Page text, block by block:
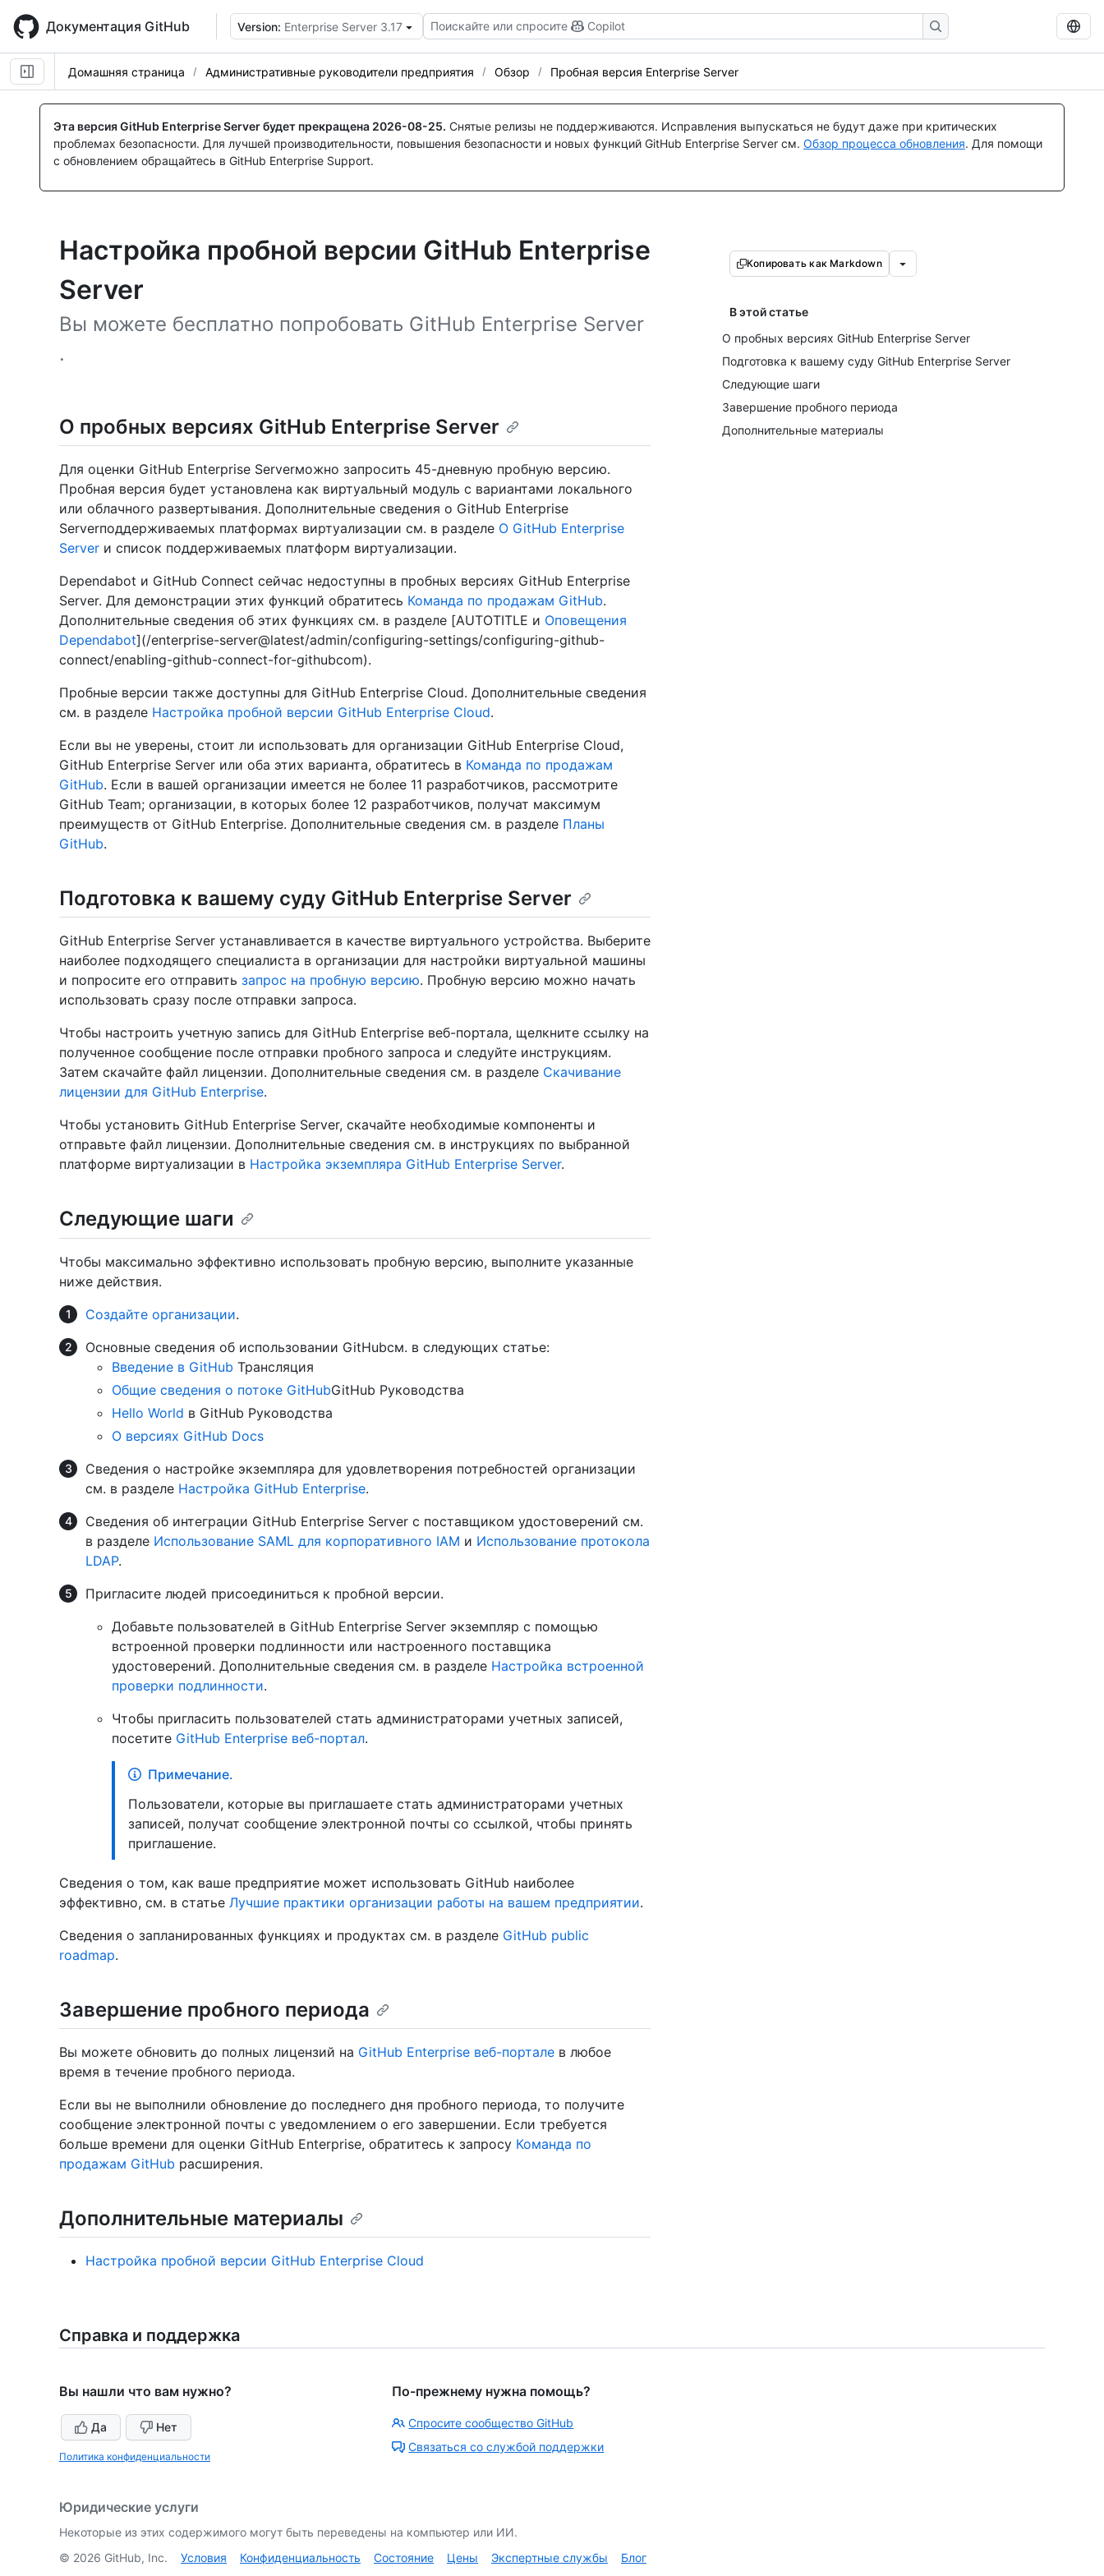
main
content
Документация GitHub Version: Enterprise Server 3.17 Поискайте или спросите Copilot
Домашняя страница Административные руководители предприятия Обзор Пробная версия Enterprise Server
Эта версия GitHub Enterprise Server будет прекращена 2026-08-25. Снятые релизы не поддерживаются. Исправления выпускаться не будут даже при критических
проблемах безопасности. Для лучшей производительности, повышения безопасности и новых функций GitHub Enterprise Server см. Обзор процесса обновления. Для помощи
с обновлением обращайтесь в GitHub Enterprise Support.
Настройка пробной версии GitHub Enterprise
Server
Вы можете бесплатно попробовать GitHub Enterprise Server
.
Копировать как Markdown
В этой статье
О пробных версиях GitHub Enterprise Server
Подготовка к вашему суду GitHub Enterprise Server
Следующие шаги
Завершение пробного периода
Дополнительные материалы
О пробных версиях GitHub Enterprise Server
Для оценки GitHub Enterprise Serverможно запросить 45-дневную пробную версию.
Пробная версия будет установлена как виртуальный модуль с вариантами локального
или облачного развертывания. Дополнительные сведения о GitHub Enterprise
Serverподдерживаемых платформах виртуализации см. в разделе О GitHub Enterprise
Server и список поддерживаемых платформ виртуализации.
Dependabot и GitHub Connect сейчас недоступны в пробных версиях GitHub Enterprise
Server. Для демонстрации этих функций обратитесь Команда по продажам GitHub.
Дополнительные сведения об этих функциях см. в разделе [AUTOTITLE и Оповещения
Dependabot](/enterprise-server@latest/admin/configuring-settings/configuring-github-
connect/enabling-github-connect-for-githubcom).
Пробные версии также доступны для GitHub Enterprise Cloud. Дополнительные сведения
см. в разделе Настройка пробной версии GitHub Enterprise Cloud.
Если вы не уверены, стоит ли использовать для организации GitHub Enterprise Cloud,
GitHub Enterprise Server или оба этих варианта, обратитесь в Команда по продажам
GitHub. Если в вашей организации имеется не более 11 разработчиков, рассмотрите
GitHub Team; организации, в которых более 12 разработчиков, получат максимум
преимуществ от GitHub Enterprise. Дополнительные сведения см. в разделе Планы
GitHub.
Подготовка к вашему суду GitHub Enterprise Server
GitHub Enterprise Server устанавливается в качестве виртуального устройства. Выберите
наиболее подходящего специалиста в организации для настройки виртуальной машины
и попросите его отправить запрос на пробную версию. Пробную версию можно начать
использовать сразу после отправки запроса.
Чтобы настроить учетную запись для GitHub Enterprise веб-портала, щелкните ссылку на
полученное сообщение после отправки пробного запроса и следуйте инструкциям.
Затем скачайте файл лицензии. Дополнительные сведения см. в разделе Скачивание
лицензии для GitHub Enterprise.
Чтобы установить GitHub Enterprise Server, скачайте необходимые компоненты и
отправьте файл лицензии. Дополнительные сведения см. в инструкциях по выбранной
платформе виртуализации в Настройка экземпляра GitHub Enterprise Server.
Следующие шаги
Чтобы максимально эффективно использовать пробную версию, выполните указанные
ниже действия.
Создайте организации.
Основные сведения об использовании GitHubсм. в следующих статье:
Введение в GitHub Трансляция
Общие сведения о потоке GitHubGitHub Руководства
Hello World в GitHub Руководства
О версиях GitHub Docs
Сведения о настройке экземпляра для удовлетворения потребностей организации
см. в разделе Настройка GitHub Enterprise.
Сведения об интеграции GitHub Enterprise Server с поставщиком удостоверений см.
в разделе Использование SAML для корпоративного IAM и Использование протокола
LDAP.
Пригласите людей присоединиться к пробной версии.
Добавьте пользователей в GitHub Enterprise Server экземпляр с помощью
встроенной проверки подлинности или настроенного поставщика
удостоверений. Дополнительные сведения см. в разделе Настройка встроенной
проверки подлинности.
Чтобы пригласить пользователей стать администраторами учетных записей,
посетите GitHub Enterprise веб-портал.
Примечание.
Пользователи, которые вы приглашаете стать администраторами учетных
записей, получат сообщение электронной почты со ссылкой, чтобы принять
приглашение.
Сведения о том, как ваше предприятие может использовать GitHub наиболее
эффективно, см. в статье Лучшие практики организации работы на вашем предприятии.
Сведения о запланированных функциях и продуктах см. в разделе GitHub public
roadmap.
Завершение пробного периода
Вы можете обновить до полных лицензий на GitHub Enterprise веб-портале в любое
время в течение пробного периода.
Если вы не выполнили обновление до последнего дня пробного периода, то получите
сообщение электронной почты с уведомлением о его завершении. Если требуется
больше времени для оценки GitHub Enterprise, обратитесь к запросу Команда по
продажам GitHub расширения.
Дополнительные материалы
Настройка пробной версии GitHub Enterprise Cloud
Справка и поддержка
Вы нашли что вам нужно?
Да Нет
Политика конфиденциальности
По-прежнему нужна помощь?
Спросите сообщество GitHub
Связаться со службой поддержки
Юридические услуги
Некоторые из этих содержимого могут быть переведены на компьютер или ИИ.
© 2026 GitHub, Inc. Условия Конфиденциальность Состояние Цены Экспертные службы Блог